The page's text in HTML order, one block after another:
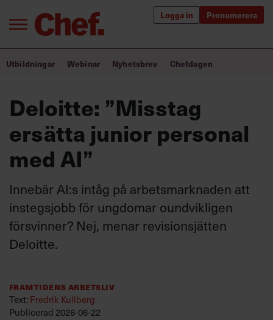
Logga in Prenumerera
Annonsera
Om oss
Villkor och policy för
personuppgiftsbehandling
Bra ledare förändrar världen
Utbildning för ledare
Chefakademin+
Populära utbildningar
Utbildningar Webinar Nyhetsbrev Chefdagen
Deloitte: ”Misstag
ersätta junior personal
med AI”
Innebär AI:s intåg på arbetsmarknaden att
instegsjobb för ungdomar oundvikligen
försvinner? Nej, menar revisionsjätten
Deloitte.
Framtidens arbetsliv
Text:Fredrik Kullberg
Publicerad 2026-06-22